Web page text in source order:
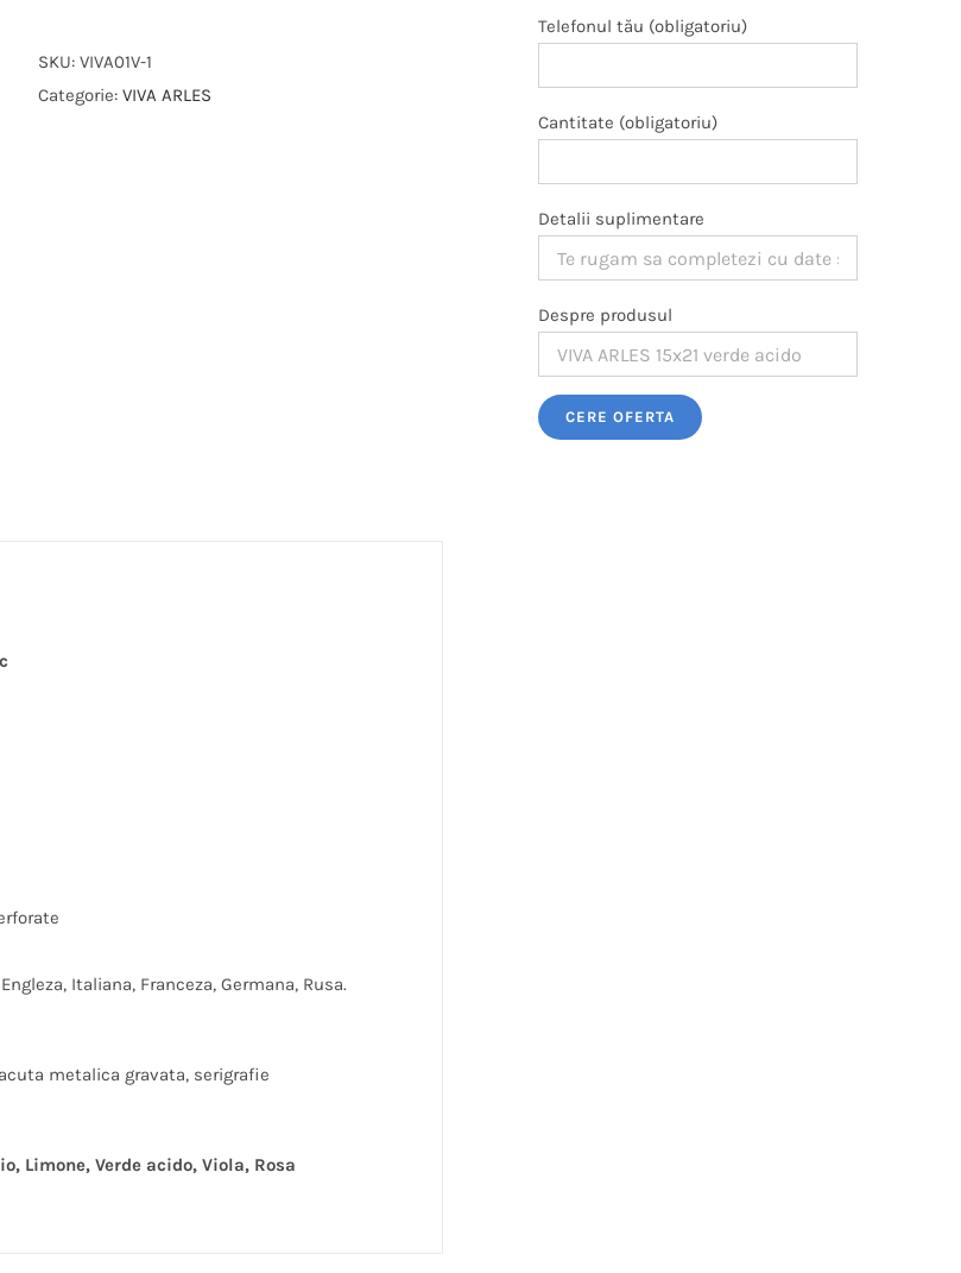
SKU: VIVA01V-1
Categorie: VIVA ARLES
Italiana, Franceza, Germana, Rusa.
metalica gravata, serigrafie
Limone, Verde acido, Viola, Rosa
Telefonul tău (obligatoriu)
Cantitate (obligatoriu)
Detalii suplimentare
Despre produsul
Please leave this field empty.